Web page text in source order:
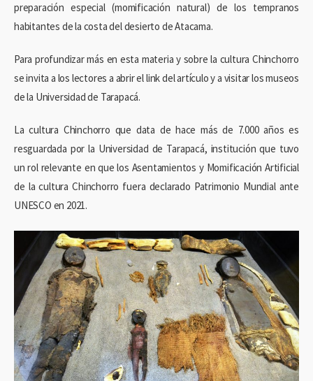
preparación especial (momificación natural) de los tempranos
habitantes de la costa del desierto de Atacama.
Para profundizar más en esta materia y sobre la cultura Chinchorro
se invita a los lectores a abrir el link del artículo y a visitar los museos
de la Universidad de Tarapacá.
La cultura Chinchorro que data de hace más de 7.000 años es
resguardada por la Universidad de Tarapacá, institución que tuvo
un rol relevante en que los Asentamientos y Momificación Artificial
de la cultura Chinchorro fuera declarado Patrimonio Mundial ante
UNESCO en 2021.